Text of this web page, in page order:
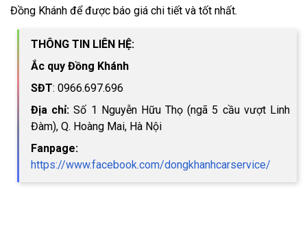
Đồng Khánh để được báo giá chi tiết và tốt nhất.
THÔNG TIN LIÊN HỆ:
Ắc quy Đồng Khánh
SĐT: 0966.697.696
Địa chỉ: Số 1 Nguyễn Hữu Thọ (ngã 5 cầu vượt Linh
Đàm), Q. Hoàng Mai, Hà Nội
Fanpage:
https://www.facebook.com/dongkhanhcarservice/